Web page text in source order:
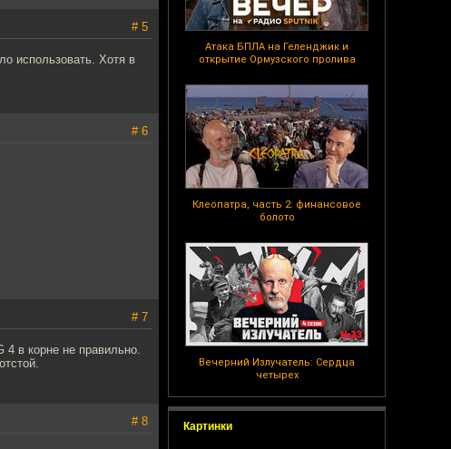
Атака БПЛА на Геленджик и
открытие Ормузского пролива
Клеопатра, часть 2: финансовое
болото
Вечерний Излучатель: Сердца
четырех
Картинки
# 5
использовать. Хотя в
# 6
# 7
4 в корне не правильно.
# 8